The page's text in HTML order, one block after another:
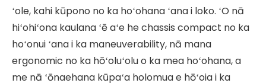
ʻole, kahi kūpono no ka hoʻohana ʻana i loko. ʻO nā
hiʻohiʻona kaulana ʻē aʻe he chassis compact no ka
hoʻonui ʻana i ka maneuverability, nā mana
ergonomic no ka hōʻoluʻolu o ka mea hoʻohana, a
me nā ʻōnaehana kūpaʻa holomua e hōʻoia i ka